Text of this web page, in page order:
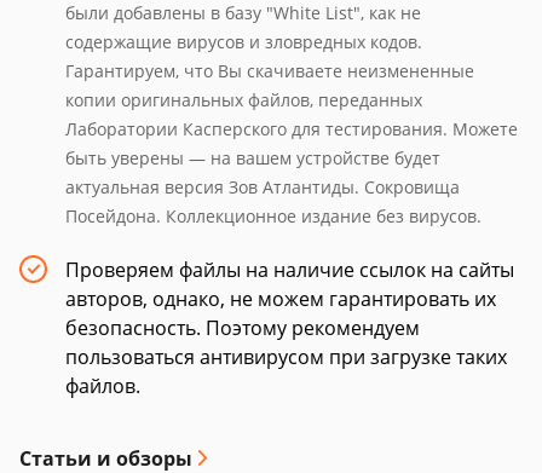
были добавлены в базу "White List", как не
содержащие вирусов и зловредных кодов.
Гарантируем, что Вы скачиваете неизмененные
копии оригинальных файлов, переданных
Лаборатории Касперского для тестирования. Можете
быть уверены — на вашем устройстве будет
актуальная версия Зов Атлантиды. Сокровища
Посейдона. Коллекционное издание без вирусов.
Проверяем файлы на наличие ссылок на сайты
авторов, однако, не можем гарантировать их
безопасность. Поэтому рекомендуем
пользоваться антивирусом при загрузке таких
файлов.
Статьи и обзоры